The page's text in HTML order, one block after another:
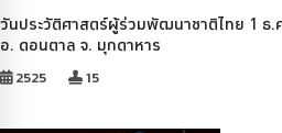
วันประวัติศาสตร์ผู้ร่วมพัฒนาชาติไทย 1 ธ.
อ. ดอนตาล จ. มุกดาหาร
2525 15